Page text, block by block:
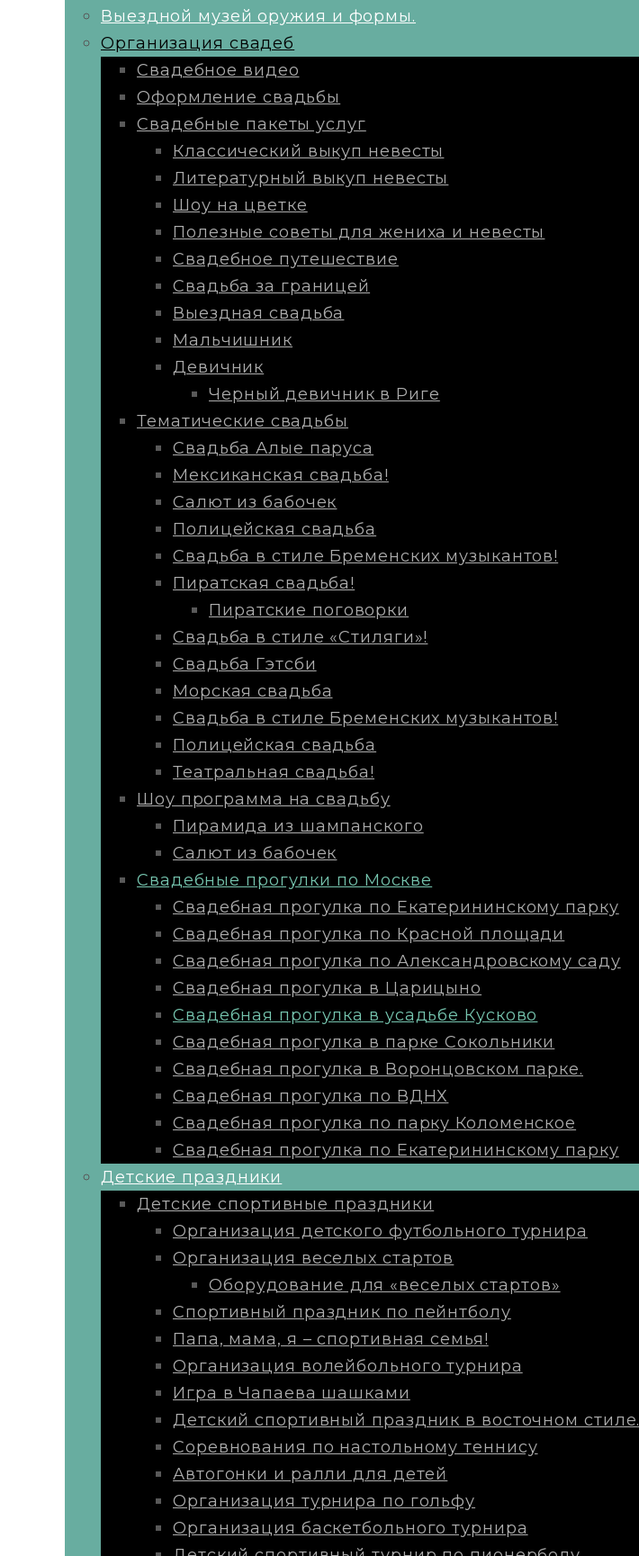
Выездной музей оружия и формы.
Организация свадеб
Свадебное видео
Оформление свадьбы
Свадебные пакеты услуг
Классический выкуп невесты
Литературный выкуп невесты
Шоу на цветке
Полезные советы для жениха и невесты
Свадебное путешествие
Свадьба за границей
Выездная свадьба
Мальчишник
Девичник
Черный девичник в Риге
Тематические свадьбы
Свадьба Алые паруса
Мексиканская свадьба!
Салют из бабочек
Полицейская свадьба
Свадьба в стиле Бременских музыкантов!
Пиратская свадьба!
Пиратские поговорки
Свадьба в стиле «Стиляги»!
Свадьба Гэтсби
Морская свадьба
Свадьба в стиле Бременских музыкантов!
Полицейская свадьба
Театральная свадьба!
Шоу программа на свадьбу
Пирамида из шампанского
Салют из бабочек
Свадебные прогулки по Москве
Свадебная прогулка по Екатерининскому парку
Свадебная прогулка по Красной площади
Свадебная прогулка по Александровскому саду
Свадебная прогулка в Царицыно
Свадебная прогулка в усадьбе Кусково
Свадебная прогулка в парке Сокольники
Свадебная прогулка в Воронцовском парке.
Свадебная прогулка по ВДНХ
Свадебная прогулка по парку Коломенское
Свадебная прогулка по Екатерининскому парку
Детские праздники
Детские спортивные праздники
Организация детского футбольного турнира
Организация веселых стартов
Оборудование для «веселых стартов»
Спортивный праздник по пейнтболу
Папа, мама, я – спортивная семья!
Организация волейбольного турнира
Игра в Чапаева шашками
Детский спортивный праздник в восточном стиле.
Соревнования по настольному теннису
Автогонки и ралли для детей
Организация турнира по гольфу
Организация баскетбольного турнира